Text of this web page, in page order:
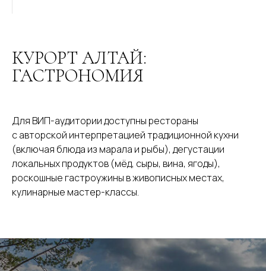
КУРОРТ АЛТАЙ:
ГАСТРОНОМИЯ
Для ВИП-аудитории доступны рестораны
с авторской интерпретацией традиционной кухни
(включая блюда из марала и рыбы), дегустации
локальных продуктов (мёд, сыры, вина, ягоды),
роскошные гастроужины в живописных местах,
кулинарные мастер-классы.